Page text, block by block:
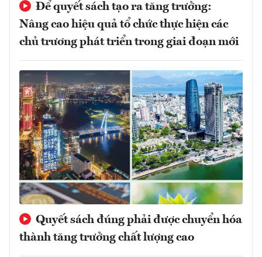
Để quyết sách tạo ra tăng trưởng:
Nâng cao hiệu quả tổ chức thực hiện các
chủ trương phát triển trong giai đoạn mới
Quyết sách đúng phải được chuyển hóa
thành tăng trưởng chất lượng cao